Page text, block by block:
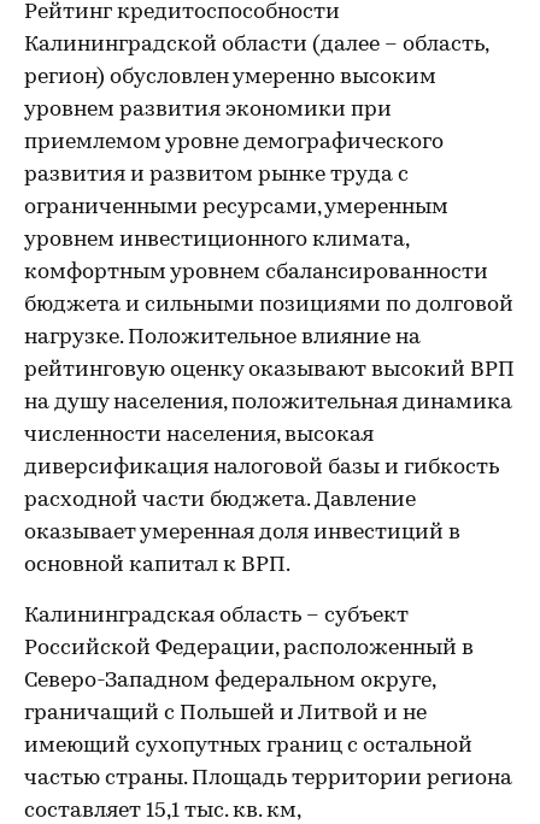
Рейтинг кредитоспособности
Калининградской области (далее – область,
регион) обусловлен умеренно высоким
уровнем развития экономики при
приемлемом уровне демографического
развития и развитом рынке труда с
ограниченными ресурсами, умеренным
уровнем инвестиционного климата,
комфортным уровнем сбалансированности
бюджета и сильными позициями по долговой
нагрузке. Положительное влияние на
рейтинговую оценку оказывают высокий ВРП
на душу населения, положительная динамика
численности населения, высокая
диверсификация налоговой базы и гибкость
расходной части бюджета. Давление
оказывает умеренная доля инвестиций в
основной капитал к ВРП.
Калининградская область – субъект
Российской Федерации, расположенный в
Северо-Западном федеральном округе,
граничащий с Польшей и Литвой и не
имеющий сухопутных границ с остальной
частью страны. Площадь территории региона
составляет 15,1 тыс. кв. км,